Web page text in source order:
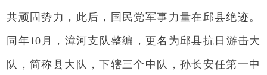
共顽固势力，此后，国民党军事力量在邱县绝迹。
同年10月，漳河支队整编，更名为邱县抗日游击大
队，简称县大队，下辖三个中队，孙长安任第一中